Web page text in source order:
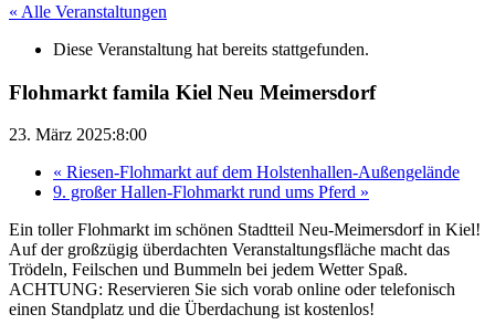
« Alle Veranstaltungen
Diese Veranstaltung hat bereits stattgefunden.
Flohmarkt famila Kiel Neu Meimersdorf
23. März 2025:8:00
« Riesen-Flohmarkt auf dem Holstenhallen-Außengelände
9. großer Hallen-Flohmarkt rund ums Pferd »
Ein toller Flohmarkt im schönen Stadtteil Neu-Meimersdorf in Kiel!
Auf der großzügig überdachten Veranstaltungsfläche macht das
Trödeln, Feilschen und Bummeln bei jedem Wetter Spaß.
ACHTUNG: Reservieren Sie sich vorab online oder telefonisch
einen Standplatz und die Überdachung ist kostenlos!